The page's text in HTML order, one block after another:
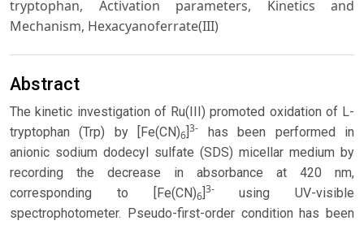
tryptophan, Activation parameters, Kinetics and
Mechanism, Hexacyanoferrate(III)
Abstract
The kinetic investigation of Ru(III) promoted oxidation of L-
tryptophan (Trp) by [Fe(CN)6 ]3- has been performed in
anionic sodium dodecyl sulfate (SDS) micellar medium by
recording the decrease in absorbance at 420 nm,
corresponding to [Fe(CN)6
3- using UV-visible
spectrophotometer. Pseudo-first-order condition has been